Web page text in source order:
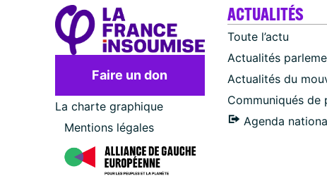
Faire un don
La charte graphique
Mentions légales
ACTUALITÉS
Toute l’actu
Actualités
Actualités du
Communiqués de
Agenda